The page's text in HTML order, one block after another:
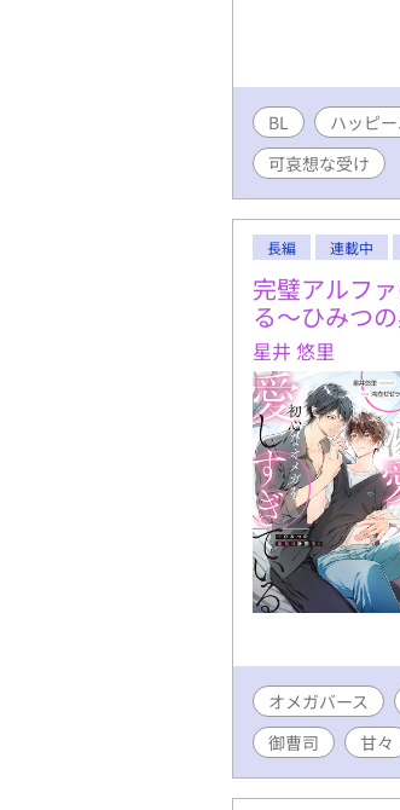
BL ハッピ
可哀想な受け
長編 連載中
完璧アルフ
る～ひみつ
星井 悠里
オメガバース
御曹司
甘々